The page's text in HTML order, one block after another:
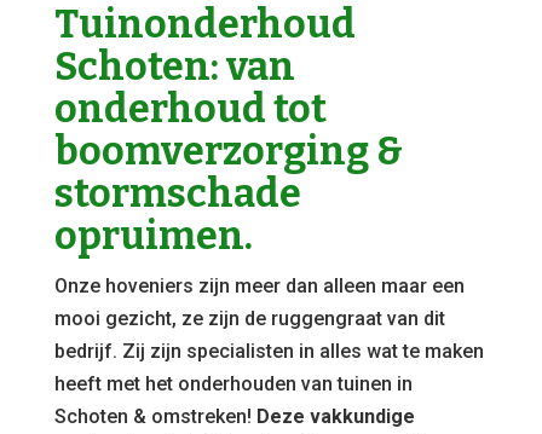
Tuinonderhoud
Schoten: van
onderhoud tot
boomverzorging &
stormschade
opruimen.
Onze hoveniers zijn meer dan alleen maar een
mooi gezicht, ze zijn de ruggengraat van dit
bedrijf. Zij zijn specialisten in alles wat te maken
heeft met het onderhouden van tuinen in
Schoten & omstreken! Deze vakkundige